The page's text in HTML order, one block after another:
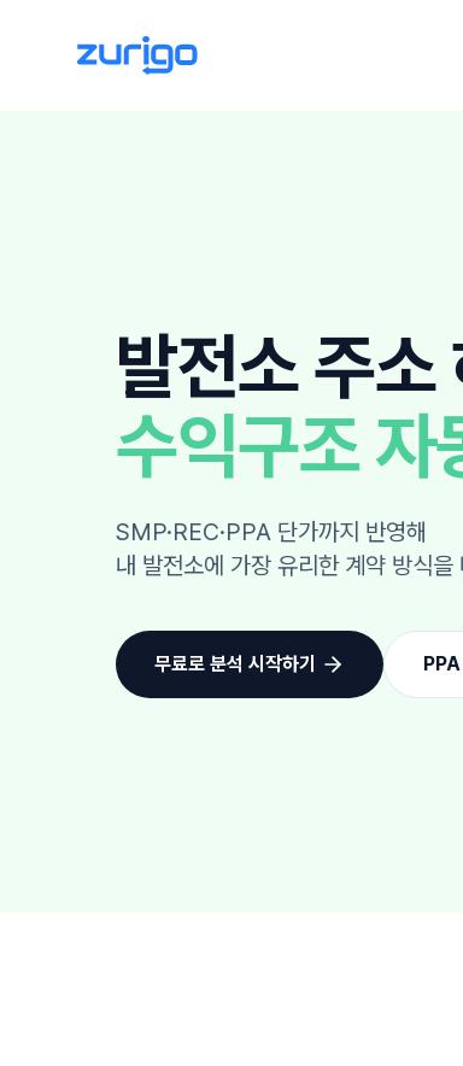
발전소 주소
수익구조 자
SMP·REC·PPA 단가까지 반영해
내 발전소에 가장 유리한 계약 방식을
무료로 분석 시작하기 PPA